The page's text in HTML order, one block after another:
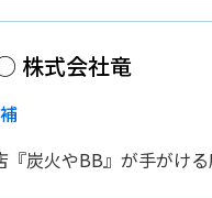
株式会社竜
『炭火やBB』が手がけ